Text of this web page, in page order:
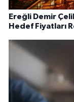
Ereğli Demir
Hedef Fiyatları